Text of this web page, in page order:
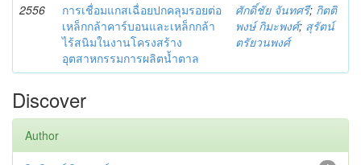
2556
การเชื่อมแกสเฉื่อยปกคลุมรอยต่อ
เหล็กกล้าคาร์บอนและเหล็กกล้า
ไร้สนิมในงานโครงสร้าง
อุตสาหกรรมการผลิตน้ำตาล
ศักดิ์ชัย จันทศรี; กิตติ
พงษ์ กิมะพงศ์; สุรัตน์
ตรัยวนพงศ์
Discover
Author